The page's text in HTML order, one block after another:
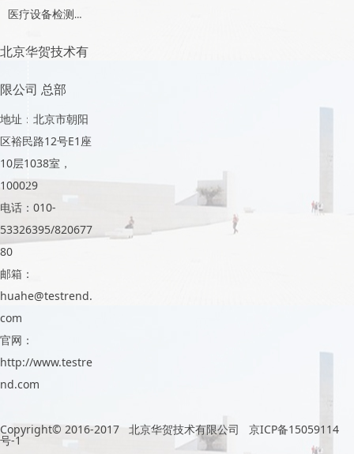
北京华贺技术有
限公司 总部
地址：北京市朝阳
区裕民路12号E1座
10层1038室，
100029
电话：010-
53326395/820677
80
邮箱：
huahe@testrend.
com
官网：
http://www.testre
nd.com
Copyright© 2016-2017 北京华贺技术有限公司 京ICP备15059114
号-1
医疗设备检测产品